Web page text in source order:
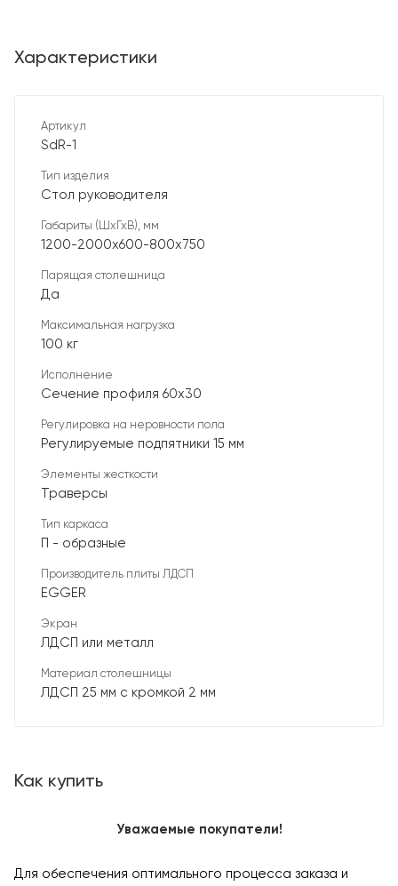
Характеристики
Артикул
SdR-1
Тип изделия
Стол руководителя
Габариты (ШхГхВ), мм
1200-2000х600-800х750
Парящая столешница
Да
Максимальная нагрузка
100 кг
Исполнение
Сечение профиля 60х30
Регулировка на неровности пола
Регулируемые подпятники 15 мм
Элементы жесткости
Траверсы
Тип каркаса
П - образные
Производитель плиты ЛДСП
EGGER
Экран
ЛДСП или металл
Материал столешницы
ЛДСП 25 мм с кромкой 2 мм
Как купить
Уважаемые покупатели!
Для обеспечения оптимального процесса заказа и